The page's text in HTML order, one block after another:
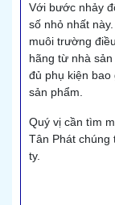
Với bước nhảy
số nhỏ nhất
muôi trường
hãng từ nhà
đủ phụ kiện
sản phẩm.
Quý vị cần tìm
Tân Phát chúng
ty.